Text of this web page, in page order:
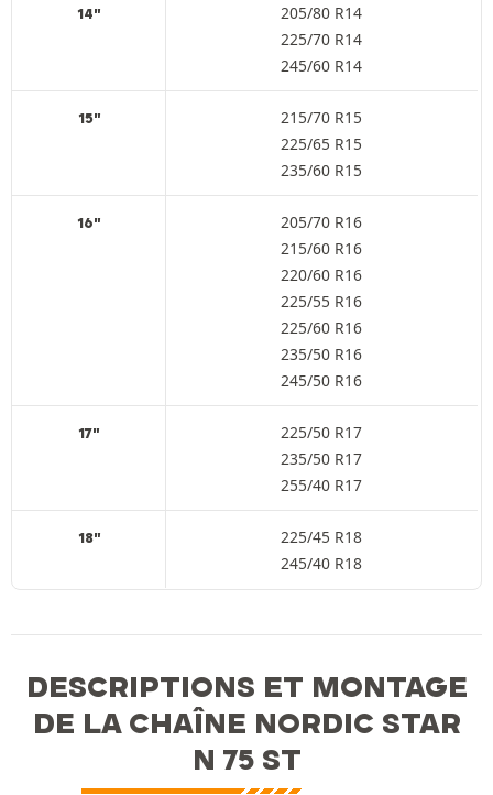
14"
205/80 R14
225/70 R14
245/60 R14
15"
215/70 R15
225/65 R15
235/60 R15
16"
205/70 R16
215/60 R16
220/60 R16
225/55 R16
225/60 R16
235/50 R16
245/50 R16
17"
225/50 R17
235/50 R17
255/40 R17
18"
225/45 R18
245/40 R18
DESCRIPTIONS ET MONTAGE
DE LA CHAÎNE NORDIC STAR
N 75 ST